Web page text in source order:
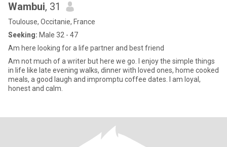
Wambui, 31
Toulouse, Occitanie, France
Seeking: Male 32 - 47
Am here looking for a life partner and best friend
Am not much of a writer but here we go. I enjoy the simple things
in life like late evening walks, dinner with loved ones, home cooked
meals, a good laugh and impromptu coffee dates. I am loyal,
honest and calm.